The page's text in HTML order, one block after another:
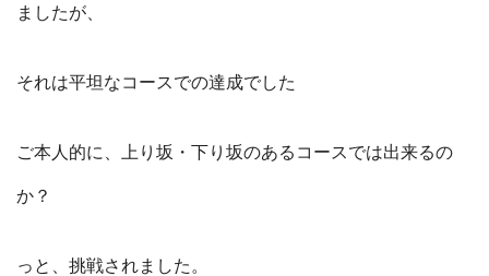
ましたが、
それは平坦なコースでの達成でした
ご本人的に、上り坂・下り坂のあるコースでは出来るの
か？
っと、挑戦されました。